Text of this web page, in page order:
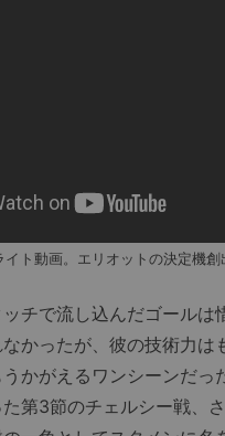
イト動画。エリオットの決定機
チで流し込んだゴールは
かったが、彼の技術力は
かがえるワンシーンだっ
第3節のチェルシー戦、